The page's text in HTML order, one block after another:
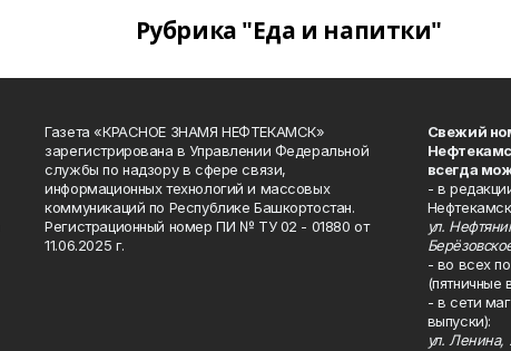
Рубрика "Еда и напитки"
Газета «КРАСНОЕ ЗНАМЯ НЕФТЕКАМСК»
зарегистрирована в Управлении Федеральной
службы по надзору в сфере связи,
информационных технологий и массовых
коммуникаций по Республике Башкортостан.
Регистрационный номер ПИ № ТУ 02 - 01880 от
11.06.2025 г.
Свежий
всегда
- в
ул.
- во всех
(пятничные
- в сети
выпуски):
ул.